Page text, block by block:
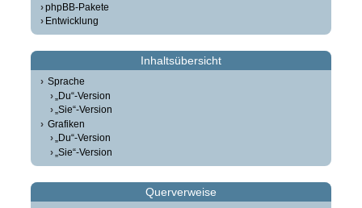
phpBB-Pakete
Entwicklung
Inhaltsübersicht
Sprache
„Du“-Version
„Sie“-Version
Grafiken
„Du“-Version
„Sie“-Version
Querverweise